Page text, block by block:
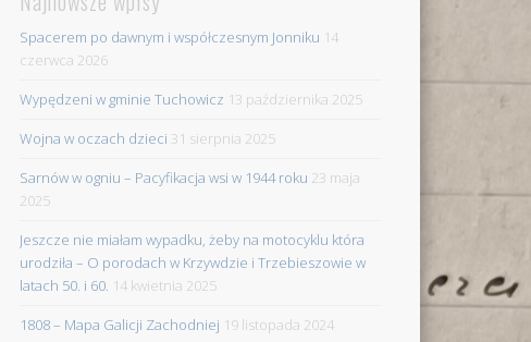
Spacerem po dawnym i współczesnym Jonniku 14
czerwca 2026
Wypędzeni w gminie Tuchowicz 13 października 2025
Wojna w oczach dzieci 31 sierpnia 2025
Sarnów w ogniu – Pacyfikacja wsi w 1944 roku 23 maja
2025
Jeszcze nie miałam wypadku, żeby na motocyklu która
urodziła – O porodach w Krzywdzie i Trzebieszowie w
latach 50. i 60. 14 kwietnia 2025
1808 – Mapa Galicji Zachodniej 19 listopada 2024